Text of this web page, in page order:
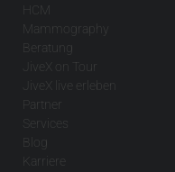
HCM
Mammography
Beratung
JiveX on Tour
JiveX live erleben
Partner
Services
Blog
Karriere